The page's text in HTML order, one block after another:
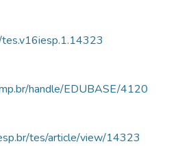
handle/EDUBASE/4120
tes/article/view/14323